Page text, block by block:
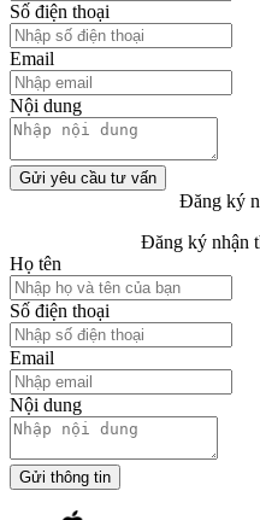
Số điện thoại
Email
Nội dung
Gửi yêu cầu tư vấn
Đăng ký
Đăng ký nhận
Họ tên
Số điện thoại
Email
Nội dung
Gửi thông tin